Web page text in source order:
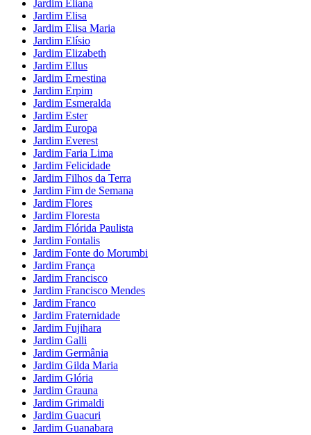
Jardim Eliana
Jardim Elisa
Jardim Elisa Maria
Jardim Elísio
Jardim Elizabeth
Jardim Ellus
Jardim Ernestina
Jardim Erpim
Jardim Esmeralda
Jardim Ester
Jardim Europa
Jardim Everest
Jardim Faria Lima
Jardim Felicidade
Jardim Filhos da Terra
Jardim Fim de Semana
Jardim Flores
Jardim Floresta
Jardim Flórida Paulista
Jardim Fontalis
Jardim Fonte do Morumbi
Jardim França
Jardim Francisco
Jardim Francisco Mendes
Jardim Franco
Jardim Fraternidade
Jardim Fujihara
Jardim Galli
Jardim Germânia
Jardim Gilda Maria
Jardim Glória
Jardim Grauna
Jardim Grimaldi
Jardim Guacuri
Jardim Guanabara